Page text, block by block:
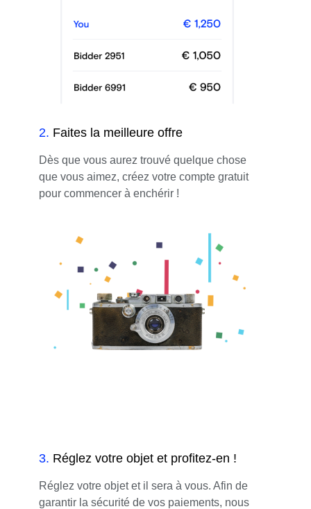
2. Faites la meilleure offre
Dès que vous aurez trouvé quelque chose
que vous aimez, créez votre compte gratuit
pour commencer à enchérir !
3. Réglez votre objet et profitez-en !
Réglez votre objet et il sera à vous. Afin de
garantir la sécurité de vos paiements, nous